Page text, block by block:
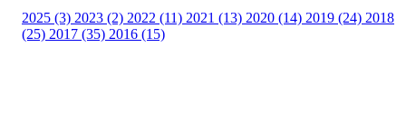
2025 (3) 2023 (2) 2022 (11) 2021 (13) 2020 (14) 2019 (24) 2018
(25) 2017 (35) 2016 (15)